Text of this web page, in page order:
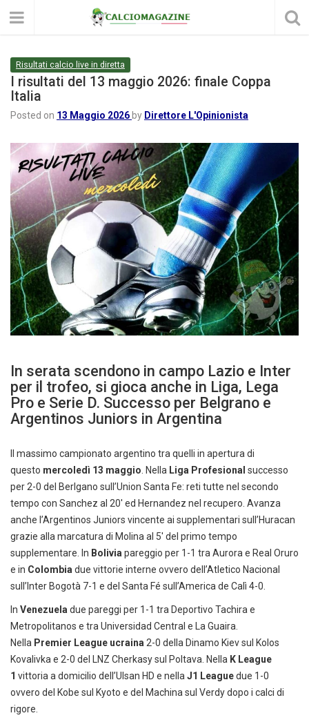
Risultati calcio live in diretta
I risultati del 13 maggio 2026: finale Coppa
Italia
Posted on 13 Maggio 2026 by Direttore L'Opinionista
In serata scendono in campo Lazio e Inter
per il trofeo, si gioca anche in Liga, Lega
Pro e Serie D. Successo per Belgrano e
Argentinos Juniors in Argentina
Il massimo campionato argentino tra quelli in apertura di
questo mercoledì 13 maggio . Nella Liga Profesional successo
per 2-0 del Berlgano sull’Union Santa Fe: reti tutte nel secondo
tempo con Sanchez al 20′ ed Hernandez nel recupero. Avanza
anche l’Argentinos Juniors vincente ai supplementari sull’Huracan
grazie alla marcatura di Molina al 5′ del primo tempo
supplementare. In Bolivia pareggio per 1-1 tra Aurora e Real Oruro
e in Colombia due vittorie interne ovvero dell’Atletico Nacional
sull’Inter Bogotà 7-1 e del Santa Fé sull’America de Calì 4-0.
In Venezuela due pareggi per 1-1 tra Deportivo Tachira e
Metropolitanos e tra Universidad Central e La Guaira.
Nella Premier League ucraina 2-0 della Dinamo Kiev sul Kolos
Kovalivka e 2-0 del LNZ Cherkasy sul Poltava. Nella K League
1 vittoria a domicilio dell’Ulsan HD e nella J1 Leaguedue 1-0
ovvero del Kobe sul Kyoto e del Machina sul Verdy dopo i calci di
rigore.